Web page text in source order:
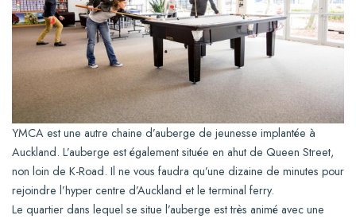
YMCA est une autre chaine d’auberge de jeunesse implantée à
Auckland. L’auberge est également située en ahut de Queen Street,
non loin de K-Road. Il ne vous faudra qu’une dizaine de minutes pour
rejoindre l’hyper centre d’Auckland et le terminal ferry.
Le quartier dans lequel se situe l’auberge est très animé avec une